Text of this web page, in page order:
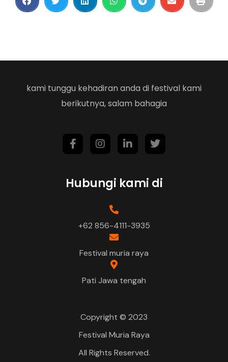
kami tunggu kehadiran anda di festival kami
berikutnya, salam bahagia
Hubungi kami di
+62 856-4111-3935
Festival muria raya
Pati Jawa tengah
Copyright © 2023
Festival Muria Raya
All Rights Reserved.